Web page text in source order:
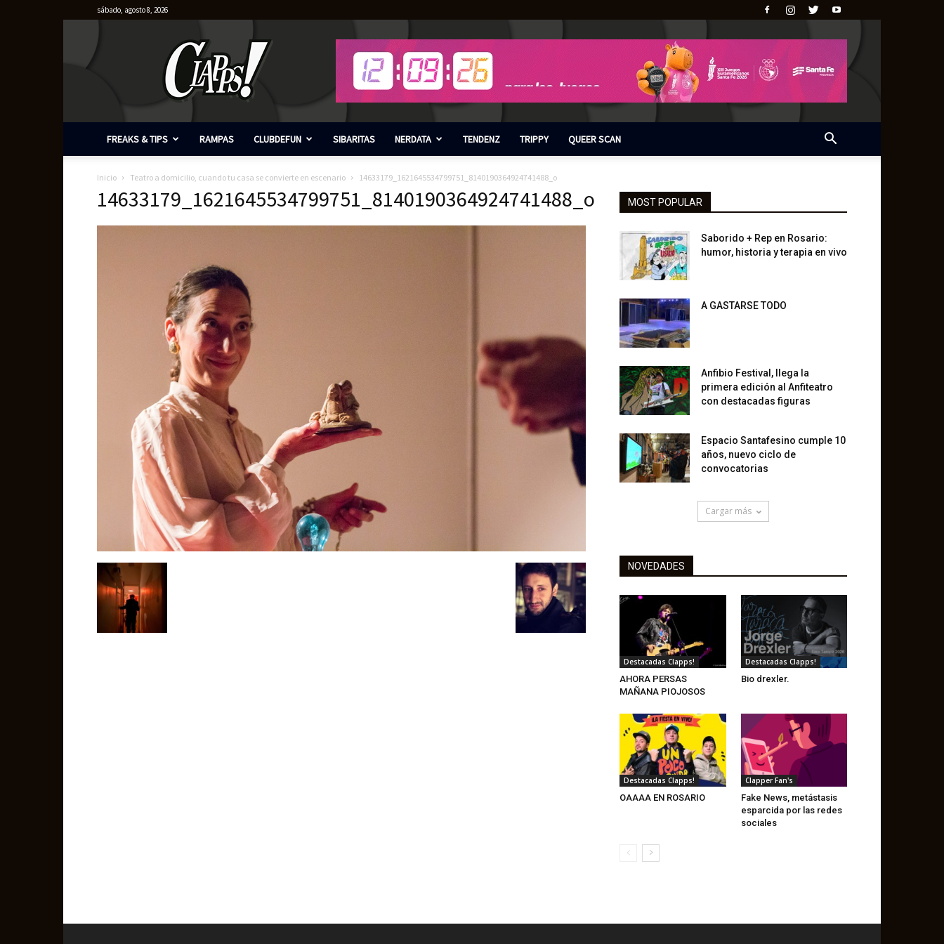
sábado, agosto 8, 2026
FREAKS & TIPS RAMPAS CLUBDEFUN SIBARITAS NERDATA TENDENZ TRIPPY QUEER SCAN
Inicio Teatro a domicilio, cuando tu casa se convierte en escenario 14633179_1621645534799751_8140190364924741488_o
14633179_1621645534799751_8140190364924741488_o MOST POPULAR
Saborido + Rep en Rosario:
humor, historia y terapia en vivo
A GASTARSE TODO
Anfibio Festival, llega la
primera edición al Anfiteatro
con destacadas figuras
Espacio Santafesino cumple 10
años, nuevo ciclo de
convocatorias
Cargar más
NOVEDADES
Destacadas Clapps!
AHORA PERSAS
MAÑANA PIOJOSOS
Destacadas Clapps!
Bio drexler.
Destacadas Clapps!
OAAAA EN ROSARIO
Clapper Fan's
Fake News, metástasis
esparcida por las redes
sociales